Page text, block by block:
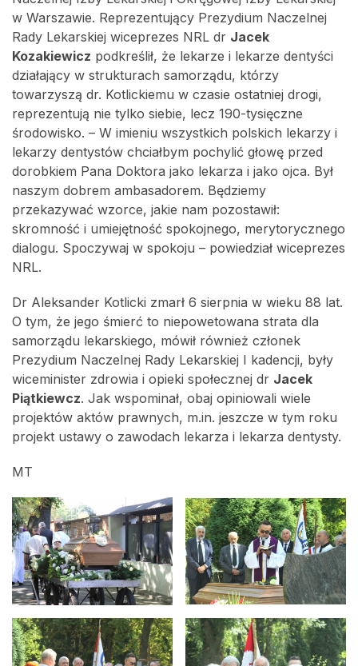
w Warszawie. Reprezentujący Prezydium Naczelnej
Rady Lekarskiej wiceprezes NRL dr Jacek
Kozakiewicz podkreślił, że lekarze i lekarze dentyści
działający w strukturach samorządu, którzy
towarzyszą dr. Kotlickiemu w czasie ostatniej drogi,
reprezentują nie tylko siebie, lecz 190-tysięczne
środowisko. – W imieniu wszystkich polskich lekarzy i
lekarzy dentystów chciałbym pochylić głowę przed
dorobkiem Pana Doktora jako lekarza i jako ojca. Był
naszym dobrem ambasadorem. Będziemy
przekazywać wzorce, jakie nam pozostawił:
skromność i umiejętność spokojnego, merytorycznego
dialogu. Spoczywaj w spokoju – powiedział wiceprezes
NRL.
Dr Aleksander Kotlicki zmarł 6 sierpnia w wieku 88 lat.
O tym, że jego śmierć to niepowetowana strata dla
samorządu lekarskiego, mówił również członek
Prezydium Naczelnej Rady Lekarskiej I kadencji, były
wiceminister zdrowia i opieki społecznej dr Jacek
Piątkiewcz. Jak wspominał, obaj opiniowali wiele
projektów aktów prawnych, m.in. jeszcze w tym roku
projekt ustawy o zawodach lekarza i lekarza dentysty.
MT